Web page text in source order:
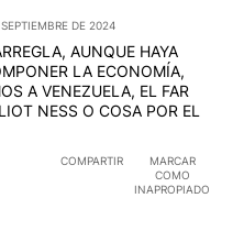
DE 2024
AUNQUE HAYA
LA ECONOMÍA,
A VENEZUELA, EL FAR
NESS O COSA POR EL
COMPARTIR
MARCAR
COMO
INAPROPIADO